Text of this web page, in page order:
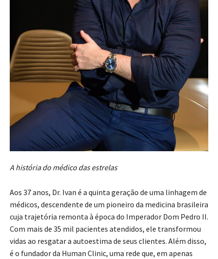
A história do médico das estrelas
Aos 37 anos, Dr. Ivan é a quinta geração de uma linhagem de
médicos, descendente de um pioneiro da medicina brasileira
cuja trajetória remonta à época do Imperador Dom Pedro II.
Com mais de 35 mil pacientes atendidos, ele transformou
vidas ao resgatar a autoestima de seus clientes. Além disso,
é o fundador da Human Clinic, uma rede que, em apenas